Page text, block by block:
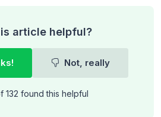
article helpful?
Not, really
132 found this helpful